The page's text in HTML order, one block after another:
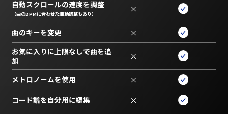
自動スクロールの速度を調整
（曲のBPMに合わせた自動調整もあり） ×
曲のキーを変更 ×
お気に入りに上限なしで曲を追
加
×
メトロノームを使用 ×
コード譜を自分用に編集 ×